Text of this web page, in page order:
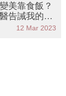
美靠食飯？
告誡我的
附專業角度
12 Mar 2023